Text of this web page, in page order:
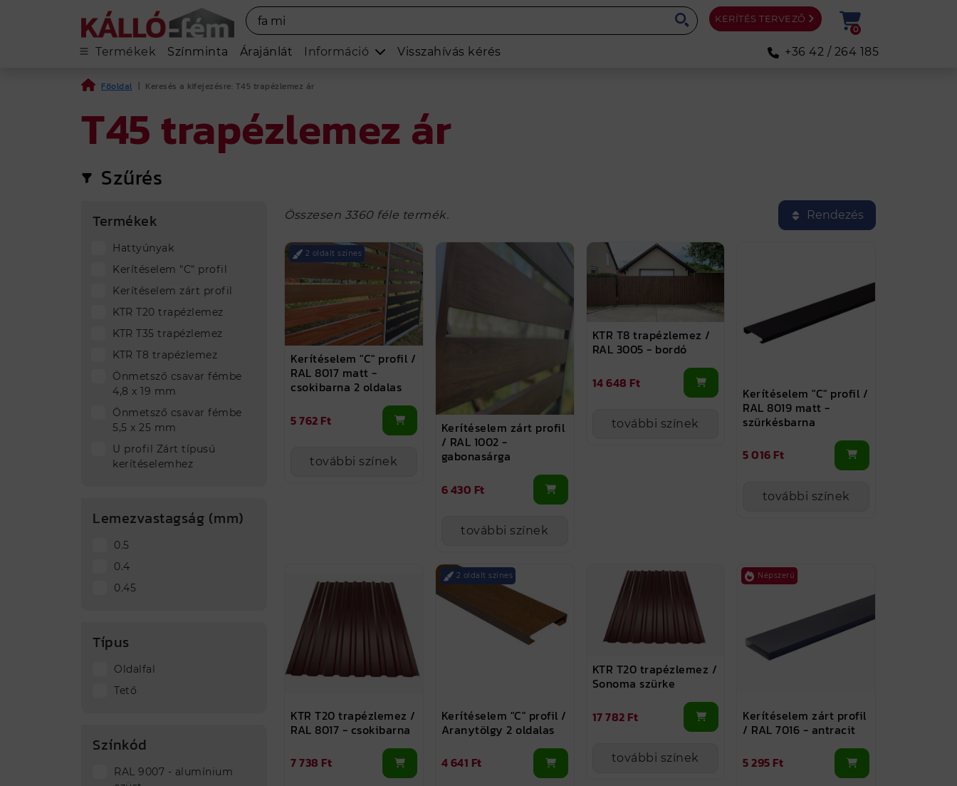
KERÍTÉS TERVEZŐ
0
Termékek Színminta Árajánlát Információ Visszahívás kérés +36 42 / 264 185
Főoldal | Keresés a kifejezésre: T45 trapézlemez ár
T45 trapézlemez ár
Szűrés
Termékek
Hattyúnyak
Kerítéselem "C" profil
Kerítéselem zárt profil
KTR T20 trapézlemez
KTR T35 trapézlemez
KTR T8 trapézlemez
Önmetsző csavar fémbe
4,8 x 19 mm
Önmetsző csavar fémbe
5,5 x 25 mm
U profil Zárt típusú
kerítéselemhez
Lemezvastagság (mm)
0.5
0.4
0.45
Típus
Oldalfal
Tető
Színkód
RAL 9007 - alumínium
Összesen 3360 féle termék. Rendezés
2 oldalt színes
Kerítéselem "C" profil /
RAL 8017 matt -
csokibarna 2 oldalas
5 762 Ft
további színek
Kerítéselem zárt profil
/ RAL 1002 -
gabonasárga
6 430 Ft
további színek
KTR T8 trapézlemez /
RAL 3005 - bordó
14 648 Ft
további színek
Kerítéselem "C" profil /
RAL 8019 matt -
szürkésbarna
5 016 Ft
további színek
KTR T20 trapézlemez /
RAL 8017 - csokibarna
7 738 Ft
2 oldalt színes
Kerítéselem "C" profil /
Aranytölgy 2 oldalas
4 641 Ft
KTR T20 trapézlemez /
Sonoma szürke
17 782 Ft
további színek
Népszerű
Kerítéselem zárt profil
/ RAL 7016 - antracit
5 295 Ft